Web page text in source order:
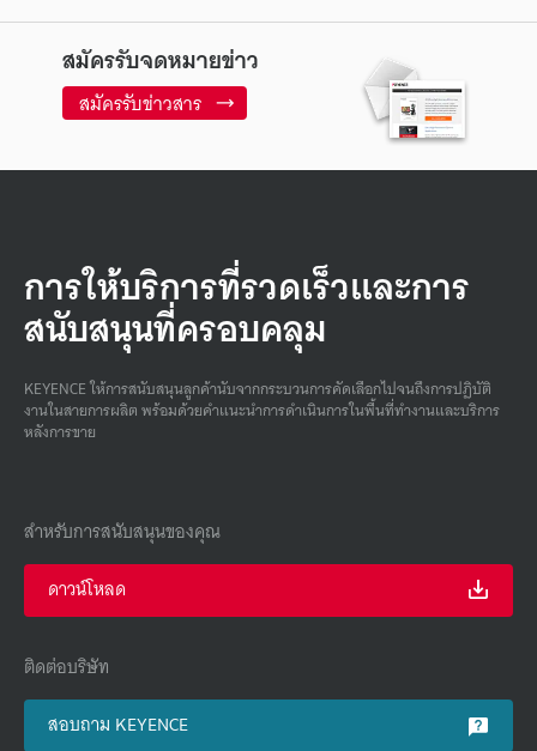
สมัครรับจดหมายข่าว
สมัครรับข่าวสาร
การให้บริการที่รวดเร็วและการ
สนับสนุนที่ครอบคลุม
KEYENCE ให้การสนับสนุนลูกค้านับจากกระบวนการคัดเลือกไปจนถึงการปฏิบัติ
งานในสายการผลิต พร้อมด้วยคําแนะนําการดําเนินการในพื้นที่ทํางานและบริการ
หลังการขาย
สำหรับการสนับสนุนของคุณ
ดาวน์โหลด
ติดต่อบริษัท
สอบถาม KEYENCE